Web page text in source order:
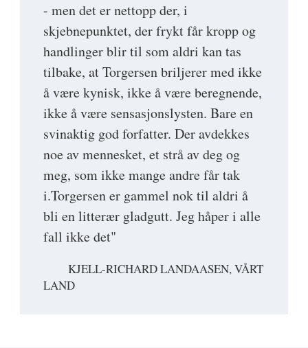
- men det er nettopp der, i
skjebnepunktet, der frykt får kropp og
handlinger blir til som aldri kan tas
tilbake, at Torgersen briljerer med ikke
å være kynisk, ikke å være beregnende,
ikke å være sensasjonslysten. Bare en
svinaktig god forfatter. Der avdekkes
noe av mennesket, et strå av deg og
meg, som ikke mange andre får tak
i.Torgersen er gammel nok til aldri å
bli en litterær gladgutt. Jeg håper i alle
fall ikke det"
KJELL-RICHARD LANDAASEN, VÅRT
LAND